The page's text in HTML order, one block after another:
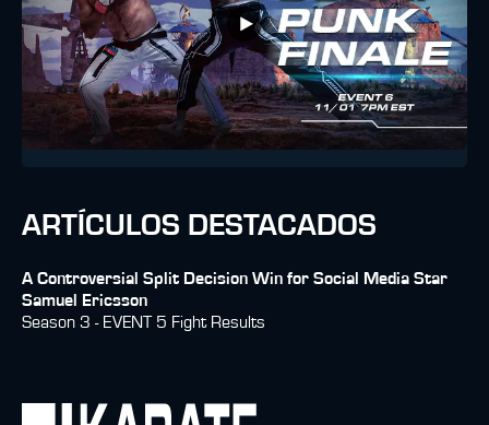
ARTÍCULOS DESTACADOS
A Controversial Split Decision Win for Social Media Star
Samuel Ericsson
Season 3 - EVENT 5 Fight Results